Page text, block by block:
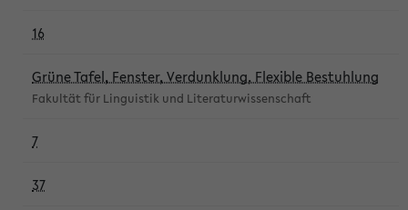
16
Grüne Tafel, Fenster, Verdunklung, Flexible Bestuhlung
Fakultät für Linguistik und Literaturwissenschaft
7
37